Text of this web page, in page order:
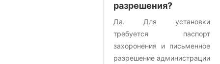
разрешения?
Да. Для установки
требуется паспорт
захоронения и письменное
разрешение администрации